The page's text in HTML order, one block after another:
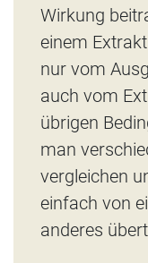
Wirkung
einem
nur vom
auch vom
übrigen
man
vergleichen
einfach von
anderes